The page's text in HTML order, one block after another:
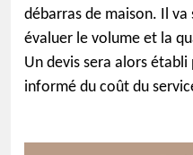
débarras de maison. Il
évaluer le volume et la
Un devis sera alors établi
informé du coût du